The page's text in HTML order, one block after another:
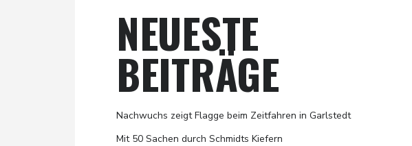
NEUESTE
BEITRÄGE
Nachwuchs zeigt Flagge beim Zeitfahren in Garlstedt
Mit 50 Sachen durch Schmidts Kiefern